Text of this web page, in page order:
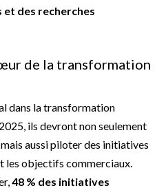
et des recherches
de la transformation
dans la transformation
ils devront non seulement
aussi piloter des initiatives
les objectifs commerciaux.
48 % des initiatives